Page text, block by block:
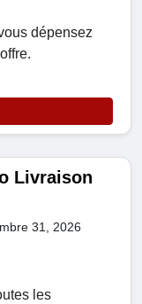
dépensez
Livraison
31, 2026
les